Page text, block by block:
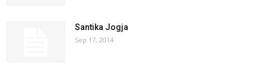
Santika Jogja
Sep 17, 2014